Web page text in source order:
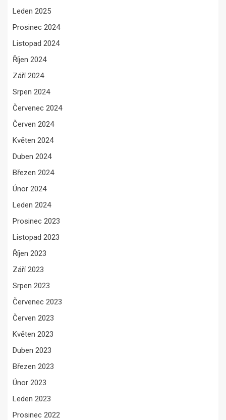
Leden 2025
Prosinec 2024
Listopad 2024
Říjen 2024
Září 2024
Srpen 2024
Červenec 2024
Červen 2024
Květen 2024
Duben 2024
Březen 2024
Únor 2024
Leden 2024
Prosinec 2023
Listopad 2023
Říjen 2023
Září 2023
Srpen 2023
Červenec 2023
Červen 2023
Květen 2023
Duben 2023
Březen 2023
Únor 2023
Leden 2023
Prosinec 2022